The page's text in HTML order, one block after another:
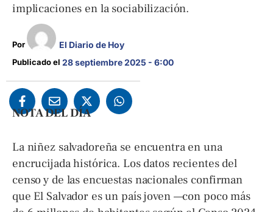
implicaciones en la sociabilización.
Por El Diario de Hoy
Publicado el 28 septiembre 2025 - 6:00
NOTA DEL DÍA
La niñez salvadoreña se encuentra en una
encrucijada histórica. Los datos recientes del
censo y de las encuestas nacionales confirman
que El Salvador es un país joven —con poco más